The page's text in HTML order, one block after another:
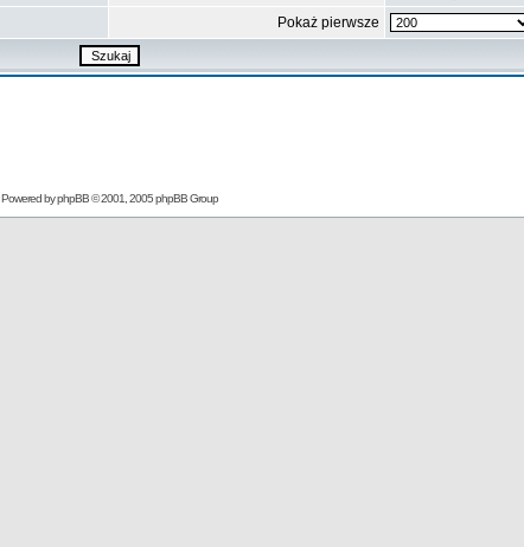
Pokaż pierwsze
Powered byphpBB© 2001, 2005 phpBB Group